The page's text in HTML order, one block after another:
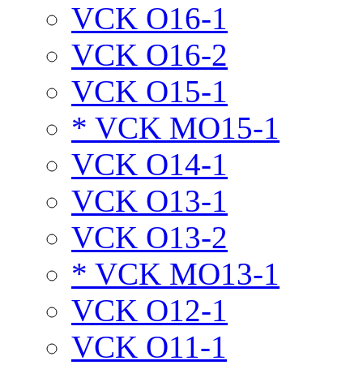
VCK O16-1
VCK O16-2
VCK O15-1
* VCK MO15-1
VCK O14-1
VCK O13-1
VCK O13-2
* VCK MO13-1
VCK O12-1
VCK O11-1